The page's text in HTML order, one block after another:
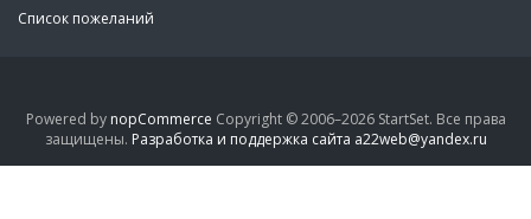
Список пожеланий
Powered by nopCommerce Copyright © 2006–2026 StartSet. Все права
защищены. Разработка и поддержка сайта a22web@yandex.ru